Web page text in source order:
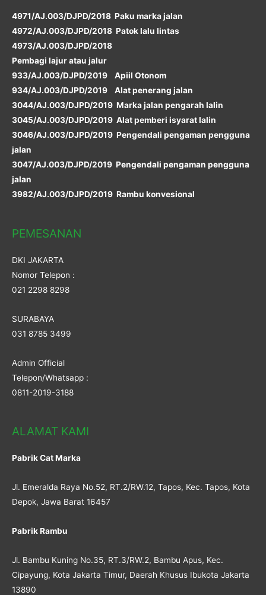
4971/AJ.003/DJPD/2018 Paku marka jalan
4972/AJ.003/DJPD/2018 Patok lalu lintas
4973/AJ.003/DJPD/2018
Pembagi lajur atau jalur
933/AJ.003/DJPD/2019 Apiil Otonom
934/AJ.003/DJPD/2019 Alat penerang jalan
3044/AJ.003/DJPD/2019 Marka jalan pengarah lalin
3045/AJ.003/DJPD/2019 Alat pemberi isyarat lalin
3046/AJ.003/DJPD/2019 Pengendali pengaman pengguna
jalan
3047/AJ.003/DJPD/2019 Pengendali pengaman pengguna
jalan
3982/AJ.003/DJPD/2019 Rambu konvesional
PEMESANAN
DKI JAKARTA
Nomor Telepon :
021 2298 8298
SURABAYA
031 8785 3499
Admin Official
Telepon/Whatsapp :
0811-2019-3188
ALAMAT KAMI
Pabrik Cat Marka
Jl. Emeralda Raya No.52, RT.2/RW.12, Tapos, Kec. Tapos, Kota
Depok, Jawa Barat 16457
Pabrik Rambu
Jl. Bambu Kuning No.35, RT.3/RW.2, Bambu Apus, Kec.
Cipayung, Kota Jakarta Timur, Daerah Khusus Ibukota Jakarta
13890